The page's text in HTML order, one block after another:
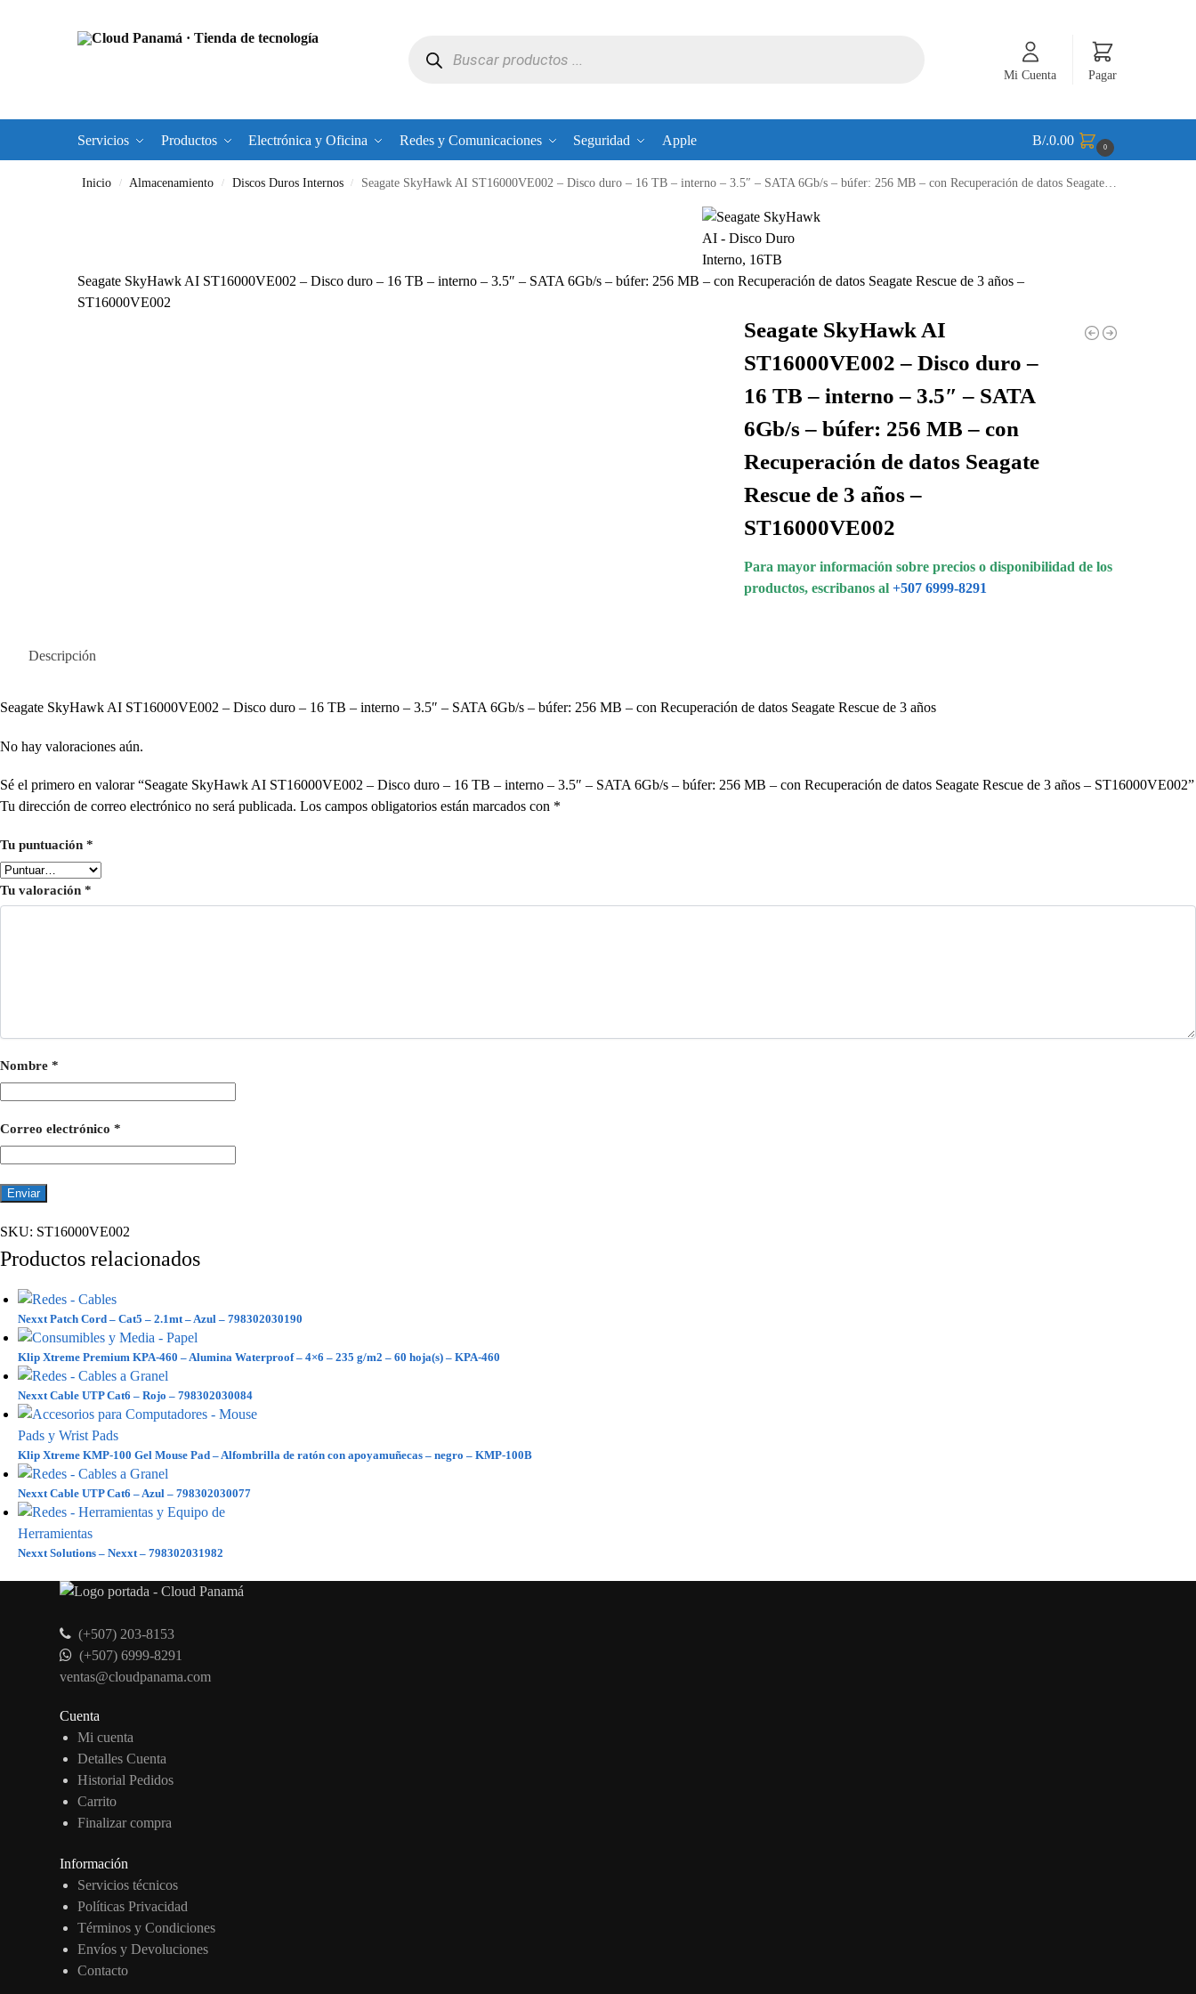
Mi Cuenta Pagar
Servicios Productos Electrónica y Oficina Redes y Comunicaciones Seguridad Apple B/.0.00 0
Inicio / Almacenamiento / Discos Duros Internos / Seagate SkyHawk AI ST16000VE002 – Disco duro – 16 TB – interno – 3.5″ – SATA 6Gb/s – búfer: 256 MB – con Recuperación de datos Seagate Rescue de 3 años – ST16000VE002
Seagate SkyHawk AI ST16000VE002 – Disco duro – 16 TB – interno – 3.5″ – SATA 6Gb/s – búfer: 256 MB – con Recuperación de datos Seagate Rescue de 3 años –
ST16000VE002
Seagate SkyHawk AI
ST16000VE002 – Disco duro –
16 TB – interno – 3.5″ – SATA
6Gb/s – búfer: 256 MB – con
Recuperación de datos Seagate
Rescue de 3 años –
ST16000VE002
Para mayor información sobre precios o disponibilidad de los
productos, escribanos al +507 6999-8291
Descripción
Seagate SkyHawk AI ST16000VE002 – Disco duro – 16 TB – interno – 3.5″ – SATA 6Gb/s – búfer: 256 MB – con Recuperación de datos Seagate Rescue de 3 años
No hay valoraciones aún.
Sé el primero en valorar “Seagate SkyHawk AI ST16000VE002 – Disco duro – 16 TB – interno – 3.5″ – SATA 6Gb/s – búfer: 256 MB – con Recuperación de datos Seagate Rescue de 3 años – ST16000VE002”
Tu dirección de correo electrónico no será publicada. Los campos obligatorios están marcados con *
Tu puntuación *
Tu valoración *
Nombre *
Correo electrónico *
SKU: ST16000VE002
Productos relacionados
Nexxt Patch Cord – Cat5 – 2.1mt – Azul – 798302030190
Klip Xtreme Premium KPA-460 – Alumina Waterproof – 4×6 – 235 g/m2 – 60 hoja(s) – KPA-460
Nexxt Cable UTP Cat6 – Rojo – 798302030084
Klip Xtreme KMP-100 Gel Mouse Pad – Alfombrilla de ratón con apoyamuñecas – negro – KMP-100B
Nexxt Cable UTP Cat6 – Azul – 798302030077
Nexxt Solutions – Nexxt – 798302031982
(+507) 203-8153
(+507) 6999-8291
ventas@cloudpanama.com
Cuenta
Mi cuenta
Detalles Cuenta
Historial Pedidos
Carrito
Finalizar compra
Información
Servicios técnicos
Políticas Privacidad
Términos y Condiciones
Envíos y Devoluciones
Contacto